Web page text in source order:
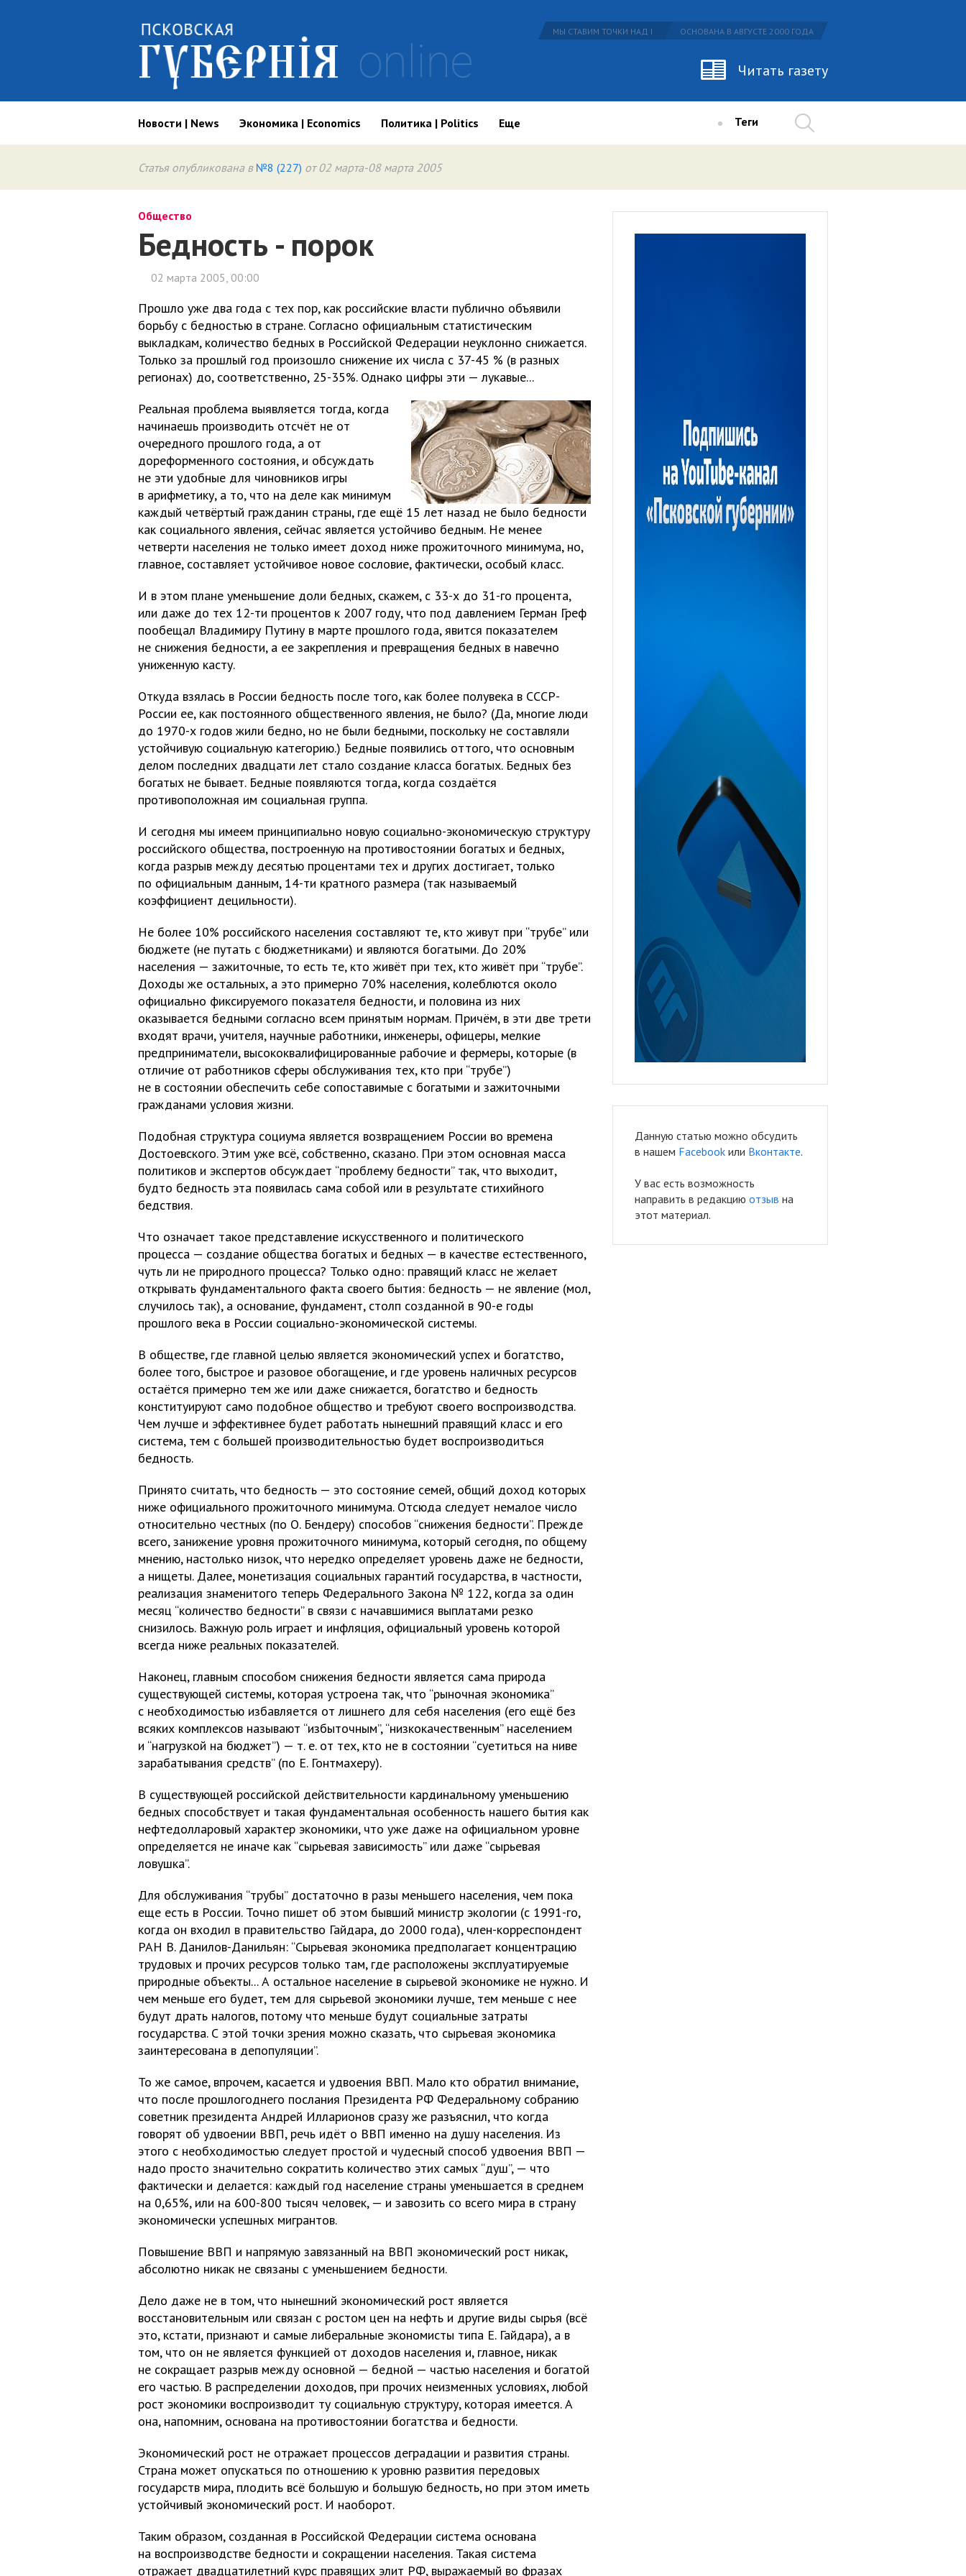
МЫ СТАВИМ ТОЧКИ НАД I ОСНОВАНА В АВГУСТЕ 2000 ГОДА
Читать газету
Новости | News Экономика | Economics Политика | Politics Еще Теги
Статья опубликована в №8 (227) от 02 марта-08 марта 2005
Общество
Бедность - порок
02 марта 2005, 00:00
Прошло уже два года с тех пор, как российские власти публично объявили
борьбу с бедностью в стране. Согласно официальным статистическим
выкладкам, количество бедных в Российской Федерации неуклонно снижается.
Только за прошлый год произошло снижение их числа с 37-45 % (в разных
регионах) до, соответственно, 25-35%. Однако цифры эти — лукавые...
Реальная проблема выявляется тогда, когда
начинаешь производить отсчёт не от
очередного прошлого года, а от
дореформенного состояния, и обсуждать
не эти удобные для чиновников игры
в арифметику, а то, что на деле как минимум
каждый четвёртый гражданин страны, где ещё 15 лет назад не было бедности
как социального явления, сейчас является устойчиво бедным. Не менее
четверти населения не только имеет доход ниже прожиточного минимума, но,
главное, составляет устойчивое новое сословие, фактически, особый класс.
И в этом плане уменьшение доли бедных, скажем, с 33-х до 31-го процента,
или даже до тех 12-ти процентов к 2007 году, что под давлением Герман Греф
пообещал Владимиру Путину в марте прошлого года, явится показателем
не снижения бедности, а ее закрепления и превращения бедных в навечно
униженную касту.
Откуда взялась в России бедность после того, как более полувека в СССР-
России ее, как постоянного общественного явления, не было? (Да, многие люди
до 1970-х годов жили бедно, но не были бедными, поскольку не составляли
устойчивую социальную категорию.) Бедные появились оттого, что основным
делом последних двадцати лет стало создание класса богатых. Бедных без
богатых не бывает. Бедные появляются тогда, когда создаётся
противоположная им социальная группа.
И сегодня мы имеем принципиально новую социально-экономическую структуру
российского общества, построенную на противостоянии богатых и бедных,
когда разрыв между десятью процентами тех и других достигает, только
по официальным данным, 14-ти кратного размера (так называемый
коэффициент децильности).
Не более 10% российского населения составляют те, кто живут при “трубе” или
бюджете (не путать с бюджетниками) и являются богатыми. До 20%
населения — зажиточные, то есть те, кто живёт при тех, кто живёт при “трубе”.
Доходы же остальных, а это примерно 70% населения, колеблются около
официально фиксируемого показателя бедности, и половина из них
оказывается бедными согласно всем принятым нормам. Причём, в эти две трети
входят врачи, учителя, научные работники, инженеры, офицеры, мелкие
предприниматели, высококвалифицированные рабочие и фермеры, которые (в
отличие от работников сферы обслуживания тех, кто при “трубе”)
не в состоянии обеспечить себе сопоставимые с богатыми и зажиточными
гражданами условия жизни.
Подобная структура социума является возвращением России во времена
Достоевского. Этим уже всё, собственно, сказано. При этом основная масса
политиков и экспертов обсуждает “проблему бедности” так, что выходит,
будто бедность эта появилась сама собой или в результате стихийного
бедствия.
Что означает такое представление искусственного и политического
процесса — создание общества богатых и бедных — в качестве естественного,
чуть ли не природного процесса? Только одно: правящий класс не желает
открывать фундаментального факта своего бытия: бедность — не явление (мол,
случилось так), а основание, фундамент, столп созданной в 90-е годы
прошлого века в России социально-экономической системы.
В обществе, где главной целью является экономический успех и богатство,
более того, быстрое и разовое обогащение, и где уровень наличных ресурсов
остаётся примерно тем же или даже снижается, богатство и бедность
конституируют само подобное общество и требуют своего воспроизводства.
Чем лучше и эффективнее будет работать нынешний правящий класс и его
система, тем с большей производительностью будет воспроизводиться
бедность.
Принято считать, что бедность — это состояние семей, общий доход которых
ниже официального прожиточного минимума. Отсюда следует немалое число
относительно честных (по О. Бендеру) способов “снижения бедности”. Прежде
всего, занижение уровня прожиточного минимума, который сегодня, по общему
мнению, настолько низок, что нередко определяет уровень даже не бедности,
а нищеты. Далее, монетизация социальных гарантий государства, в частности,
реализация знаменитого теперь Федерального Закона № 122, когда за один
месяц “количество бедности” в связи с начавшимися выплатами резко
снизилось. Важную роль играет и инфляция, официальный уровень которой
всегда ниже реальных показателей.
Наконец, главным способом снижения бедности является сама природа
существующей системы, которая устроена так, что “рыночная экономика”
с необходимостью избавляется от лишнего для себя населения (его ещё без
всяких комплексов называют “избыточным”, “низкокачественным” населением
и “нагрузкой на бюджет”) — т. е. от тех, кто не в состоянии “суетиться на ниве
зарабатывания средств” (по Е. Гонтмахеру).
В существующей российской действительности кардинальному уменьшению
бедных способствует и такая фундаментальная особенность нашего бытия как
нефтедолларовый характер экономики, что уже даже на официальном уровне
определяется не иначе как “сырьевая зависимость” или даже “сырьевая
ловушка”.
Для обслуживания “трубы” достаточно в разы меньшего населения, чем пока
еще есть в России. Точно пишет об этом бывший министр экологии (с 1991-го,
когда он входил в правительство Гайдара, до 2000 года), член-корреспондент
РАН В. Данилов-Данильян: “Сырьевая экономика предполагает концентрацию
трудовых и прочих ресурсов только там, где расположены эксплуатируемые
природные объекты... А остальное население в сырьевой экономике не нужно. И
чем меньше его будет, тем для сырьевой экономики лучше, тем меньше с нее
будут драть налогов, потому что меньше будут социальные затраты
государства. С этой точки зрения можно сказать, что сырьевая экономика
заинтересована в депопуляции”.
То же самое, впрочем, касается и удвоения ВВП. Мало кто обратил внимание,
что после прошлогоднего послания Президента РФ Федеральному собранию
советник президента Андрей Илларионов сразу же разъяснил, что когда
говорят об удвоении ВВП, речь идёт о ВВП именно на душу населения. Из
этого с необходимостью следует простой и чудесный способ удвоения ВВП —
надо просто значительно сократить количество этих самых “душ”, — что
фактически и делается: каждый год население страны уменьшается в среднем
на 0,65%, или на 600-800 тысяч человек, — и завозить со всего мира в страну
экономически успешных мигрантов.
Повышение ВВП и напрямую завязанный на ВВП экономический рост никак,
абсолютно никак не связаны с уменьшением бедности.
Дело даже не в том, что нынешний экономический рост является
восстановительным или связан с ростом цен на нефть и другие виды сырья (всё
это, кстати, признают и самые либеральные экономисты типа Е. Гайдара), а в
том, что он не является функцией от доходов населения и, главное, никак
не сокращает разрыв между основной — бедной — частью населения и богатой
его частью. В распределении доходов, при прочих неизменных условиях, любой
рост экономики воспроизводит ту социальную структуру, которая имеется. А
она, напомним, основана на противостоянии богатства и бедности.
Экономический рост не отражает процессов деградации и развития страны.
Страна может опускаться по отношению к уровню развития передовых
государств мира, плодить всё большую и большую бедность, но при этом иметь
устойчивый экономический рост. И наоборот.
Таким образом, созданная в Российской Федерации система основана
на воспроизводстве бедности и сокращении населения. Такая система
отражает двадцатилетний курс правящих элит РФ, выражаемый во фразах
Данную статью можно обсудить
в нашем Facebook или Вконтакте.
У вас есть возможность
направить в редакцию отзыв на
этот материал.